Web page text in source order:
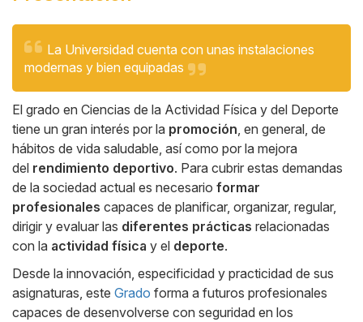
Cita La Universidad cuenta con unas instalaciones
modernas y bien equipadas
Cuerpo
El grado en Ciencias de la Actividad Física y del Deporte
tiene un gran interés por la promoción, en general, de
hábitos de vida saludable, así como por la mejora
del rendimiento deportivo. Para cubrir estas demandas
de la sociedad actual es necesario formar
profesionales capaces de planificar, organizar, regular,
dirigir y evaluar las diferentes prácticas relacionadas
con la actividad física y el deporte.
Desde la innovación, especificidad y practicidad de sus
asignaturas, este Grado forma a futuros profesionales
capaces de desenvolverse con seguridad en los